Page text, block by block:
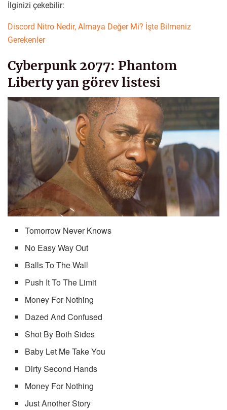
İlginizi çekebilir:
Discord Nitro Nedir, Almaya Değer Mi? İşte Bilmeniz
Gerekenler
Cyberpunk 2077: Phantom
Liberty yan görev listesi
Tomorrow Never Knows
No Easy Way Out
Balls To The Wall
Push It To The Limit
Money For Nothing
Dazed And Confused
Shot By Both Sides
Baby Let Me Take You
Dirty Second Hands
Money For Nothing
Just Another Story